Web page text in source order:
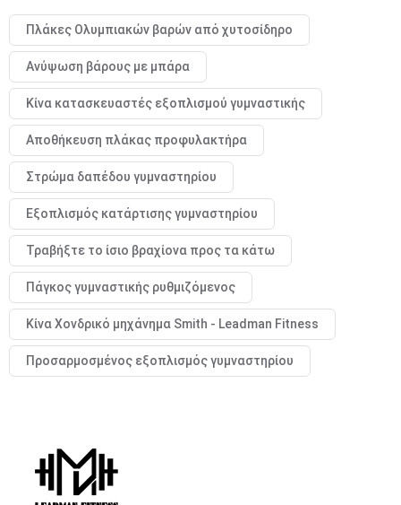
Πλάκες Ολυμπιακών βαρών από χυτοσίδηρο
Ανύψωση βάρους με μπάρα
Κίνα κατασκευαστές εξοπλισμού γυμναστικής
Αποθήκευση πλάκας προφυλακτήρα
Στρώμα δαπέδου γυμναστηρίου
Εξοπλισμός κατάρτισης γυμναστηρίου
Τραβήξτε το ίσιο βραχίονα προς τα κάτω
Πάγκος γυμναστικής ρυθμιζόμενος
Κίνα Χονδρικό μηχάνημα Smith - Leadman Fitness
Προσαρμοσμένος εξοπλισμός γυμναστηρίου